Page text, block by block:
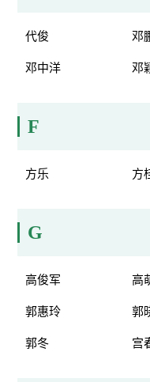
代俊 邓
邓中洋 邓
F
方乐 方
G
高俊军 高
郭惠玲 郭
郭冬 宫